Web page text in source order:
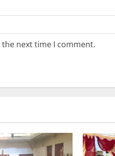
next time I comment.